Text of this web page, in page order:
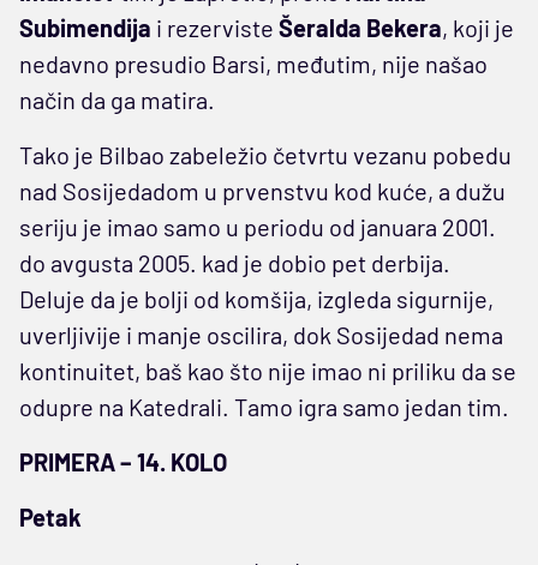
Subimendija i rezerviste Šeralda Bekera, koji je
nedavno presudio Barsi, međutim, nije našao
način da ga matira.
Tako je Bilbao zabeležio četvrtu vezanu pobedu
nad Sosijedadom u prvenstvu kod kuće, a dužu
seriju je imao samo u periodu od januara 2001.
do avgusta 2005. kad je dobio pet derbija.
Deluje da je bolji od komšija, izgleda sigurnije,
uverljivije i manje oscilira, dok Sosijedad nema
kontinuitet, baš kao što nije imao ni priliku da se
odupre na Katedrali. Tamo igra samo jedan tim.
PRIMERA – 14. KOLO
Petak